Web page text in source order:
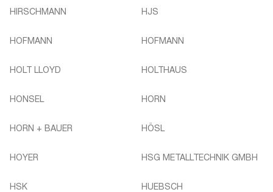
HIRSCHMANN HJS
HOFMANN HOFMANN
HOLT LLOYD HOLTHAUS
HONSEL HORN
HORN + BAUER HÖSL
HOYER HSG METALLTECHNIK GMBH
HSK HUEBSCH